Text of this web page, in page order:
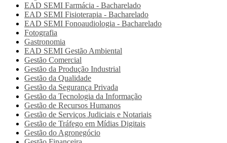
EAD SEMI Farmácia - Bacharelado
EAD SEMI Fisioterapia - Bacharelado
EAD SEMI Fonoaudiologia - Bacharelado
Fotografia
Gastronomia
EAD SEMI Gestão Ambiental
Gestão Comercial
Gestão da Produção Industrial
Gestão da Qualidade
Gestão da Segurança Privada
Gestão da Tecnologia da Informação
Gestão de Recursos Humanos
Gestão de Serviços Judiciais e Notariais
Gestão de Tráfego em Mídias Digitais
Gestão do Agronegócio